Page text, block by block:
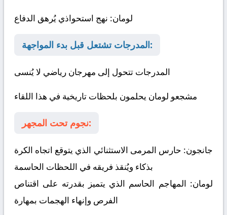
لومان: نهج استحواذي يُرهق الدفاع
المدرجات تشتعل قبل بدء المواجهة:
المدرجات تتحول إلى مهرجان رياضي لا يُنسى
مشجعو لومان يحلمون بلحظات تاريخية في هذا اللقاء
نجوم تحت المجهر:
جانجون: حارس المرمى الاستثنائي الذي يتوقع اتجاه الكرة
بذكاء ويُنقذ فريقه في اللحظات الحاسمة
لومان: المهاجم الحاسم الذي يتميز بقدرته على اقتناص
الفرص وإنهاء الهجمات بمهارة